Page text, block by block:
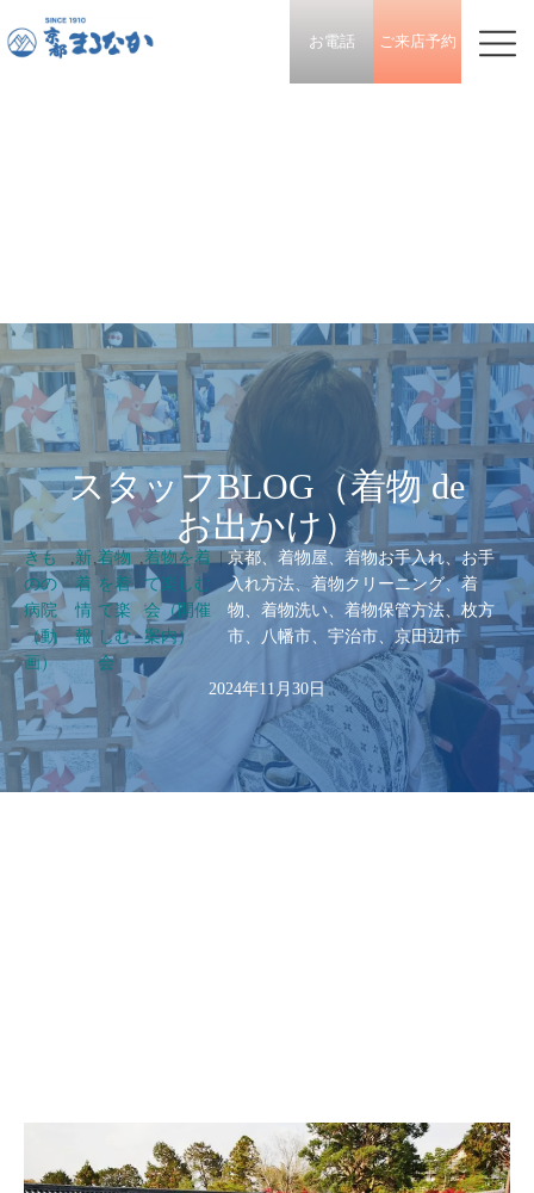
お電話 ご来店予約
スタッフBLOG（着物 de
お出かけ）
きも
のの
病院
（動
画）
,新
着
情
報
,着物
を着
て楽
しむ
会
,着物を着
て楽しむ
会（開催
案内）
|京都、着物屋、着物お手入れ、お手
入れ方法、着物クリーニング、着
物、着物洗い、着物保管方法、枚方
市、八幡市、宇治市、京田辺市
2024年11月30日